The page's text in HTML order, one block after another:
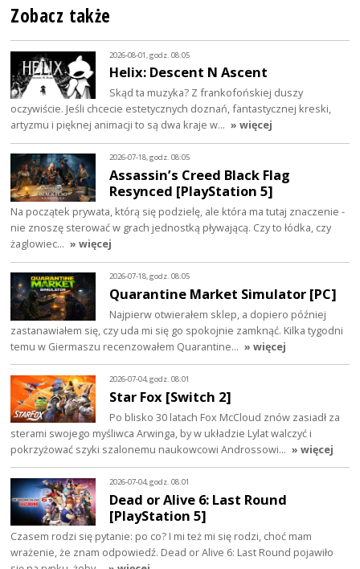
Zobacz także
2026-08-01, godz. 08:05
Helix: Descent N Ascent
Skąd ta muzyka? Z frankofońskiej duszy
oczywiście. Jeśli chcecie estetycznych doznań, fantastycznej kreski,
artyzmu i pięknej animacji to są dwa kraje w… » więcej
2026-07-18, godz. 08:05
Assassin’s Creed Black Flag
Resynced [PlayStation 5]
Na początek prywata, którą się podzielę, ale która ma tutaj znaczenie -
nie znoszę sterować w grach jednostką pływającą. Czy to łódka, czy
żaglowiec… » więcej
2026-07-18, godz. 08:05
Quarantine Market Simulator [PC]
Najpierw otwierałem sklep, a dopiero później
zastanawiałem się, czy uda mi się go spokojnie zamknąć. Kilka tygodni
temu w Giermaszu recenzowałem Quarantine… » więcej
2026-07-04, godz. 08:01
Star Fox [Switch 2]
Po blisko 30 latach Fox McCloud znów zasiadł za
sterami swojego myśliwca Arwinga, by w układzie Lylat walczyć i
pokrzyżować szyki szalonemu naukowcowi Androssowi… » więcej
2026-07-04, godz. 08:01
Dead or Alive 6: Last Round
[PlayStation 5]
Czasem rodzi się pytanie: po co? I mi też mi się rodzi, choć mam
wrażenie, że znam odpowiedź. Dead or Alive 6: Last Round pojawiło